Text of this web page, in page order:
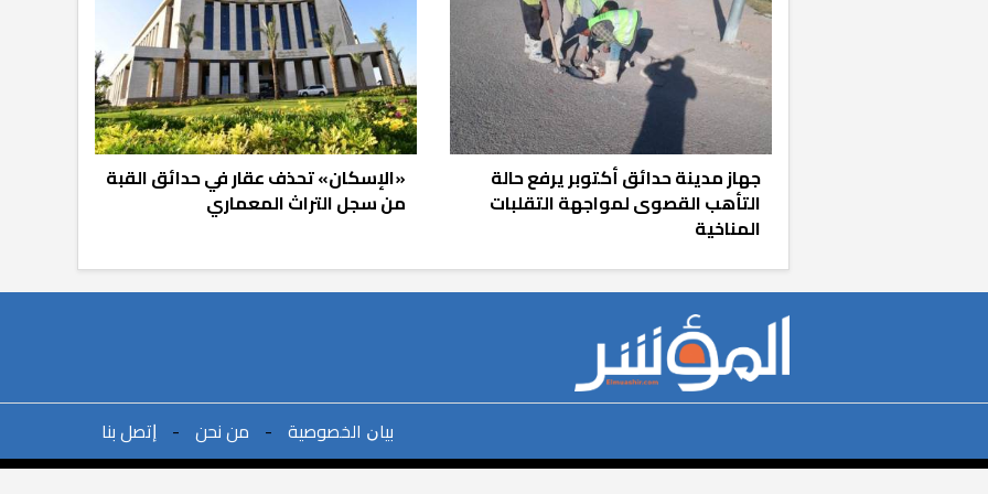
جهاز مدينة حدائق أكتوبر يرفع حالة
التأهب القصوى لمواجهة التقلبات
المناخية
«الإسكان» تحذف عقار في حدائق القبة
من سجل التراث المعماري
ﺑﻴﺎﻥ اﻟﺨﺼﻮﺻﻴﺔ - ﻣﻦ ﻧﺤﻦ - ﺇﺗﺼﻞ ﺑﻨﺎ